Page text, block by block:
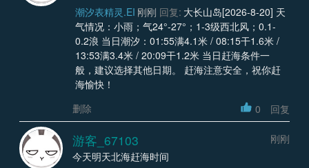
潮汐表精灵.EI 刚刚 回复: 大长山岛[2026-8-20] 天
气情况：小雨；气24°-27°；1-3级西北风；0.1-
0.2浪 当日潮汐：01:55满4.1米 / 08:15干1.6米 /
13:53满3.4米 / 20:09干1.2米 当日赶海条件一
般，建议选择其他日期。 赶海注意安全，祝你赶
海愉快！
删除
0 回复
游客_67103
刚刚
今天明天北海赶海时间